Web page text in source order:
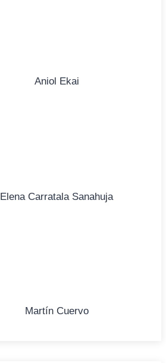
Aniol Ekai
Elena Carratala Sanahuja
Martín Cuervo